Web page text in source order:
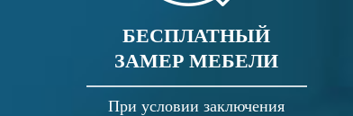
БЕСПЛАТНЫЙ
ЗАМЕР МЕБЕЛИ
При условии заключения